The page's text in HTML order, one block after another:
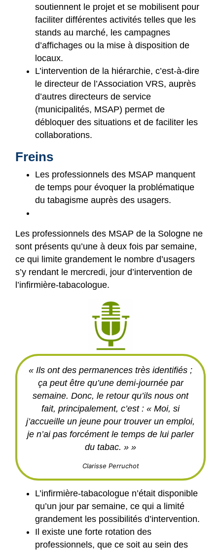
soutiennent le projet et se mobilisent pour
faciliter différentes activités telles que les
stands au marché, les campagnes
d’affichages ou la mise à disposition de
locaux.
L’intervention de la hiérarchie, c’est-à-dire
le directeur de l’Association VRS, auprès
d’autres directeurs de service
(municipalités, MSAP) permet de
débloquer des situations et de faciliter les
collaborations.
Freins
Les professionnels des MSAP manquent
de temps pour évoquer la problématique
du tabagisme auprès des usagers.
Les professionnels des MSAP de la Sologne ne
sont présents qu’une à deux fois par semaine,
ce qui limite grandement le nombre d’usagers
s’y rendant le mercredi, jour d’intervention de
l’infirmière-tabacologue.
« Ils ont des permanences très identifiés ;
ça peut être qu’une demi-journée par
semaine. Donc, le retour qu’ils nous ont
fait, principalement, c’est : « Moi, si
j’accueille un jeune pour trouver un emploi,
je n’ai pas forcément le temps de lui parler
du tabac. » »
Clarisse Perruchot
L’infirmière-tabacologue n’était disponible
qu’un jour par semaine, ce qui a limité
grandement les possibilités d’intervention.
Il existe une forte rotation des
professionnels, que ce soit au sein des